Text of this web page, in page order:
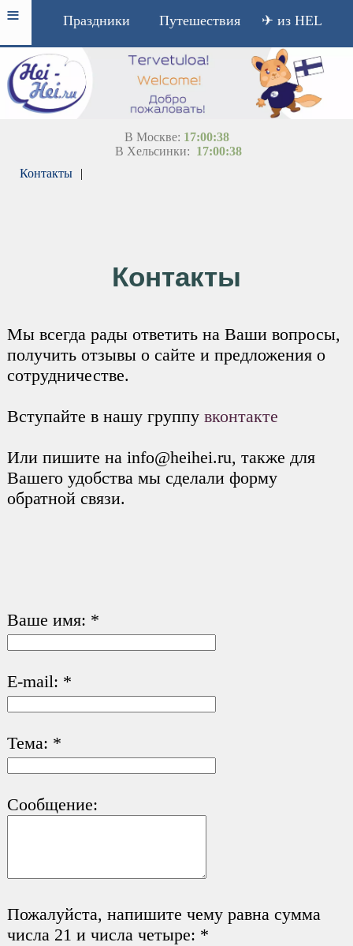
≡ Праздники Путешествия ✈ из HEL
В Москве: 17:00:38
В Хельсинки: 17:00:38
Контакты
|
Контакты
Мы всегда рады ответить на Ваши вопросы,
получить отзывы о сайте и предложения о
сотрудничестве.
Вступайте в нашу группу вконтакте
Или пишите на info@heihei.ru, также для
Вашего удобства мы сделали форму
обратной связи.
Ваше имя: *
E-mail: *
Тема: *
Сообщение:
Пожалуйста, напишите чему равна сумма
числа 21 и числа четыре: *